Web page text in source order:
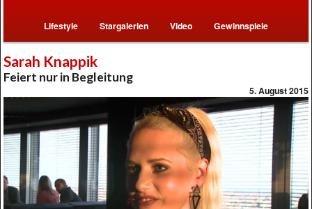
Lifestyle Stargalerien Video Gewinnspiele
Sarah Knappik
Feiert nur in Begleitung
5. August 2015